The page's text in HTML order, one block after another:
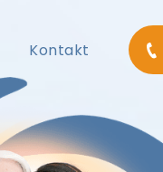
Kontakt